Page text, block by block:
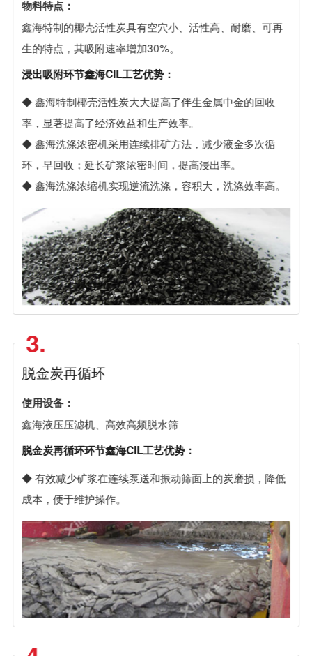
物料特点：
鑫海特制的椰壳活性炭具有空穴小、活性高、耐磨、可再
生的特点，其吸附速率增加30%。
浸出吸附环节鑫海CIL工艺优势：
◆ 鑫海特制椰壳活性炭大大提高了伴生金属中金的回收
率，显著提高了经济效益和生产效率。
◆ 鑫海洗涤浓密机采用连续排矿方法，减少液金多次循
环，早回收；延长矿浆浓密时间，提高浸出率。
◆ 鑫海洗涤浓缩机实现逆流洗涤，容积大，洗涤效率高。
3.
脱金炭再循环
使用设备：
鑫海液压压滤机、 高效高频脱水筛
脱金炭再循环环节鑫海CIL工艺优势：
◆ 有效减少矿浆在连续泵送和振动筛面上的炭磨损，降低
成本，便于维护操作。